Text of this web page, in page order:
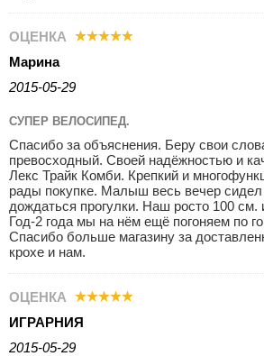
ОЦЕНКА
Марина
2015-05-29
СУПЕР ВЕЛОСИПЕД.
Спасибо за объяснения. Беру свои
превосходный. Своей надёжностью и
Лекс Трайк Комби. Крепкий и
рады покупке. Малыш весь вечер
дождаться прогулки. Наш росто 100 см.
Год-2 года мы на нём ещё погоняем по
Спасибо больше магазину за
крохе и нам.
ОЦЕНКА
ИГРАРНИЯ
2015-05-29